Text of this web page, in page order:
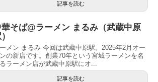
記事を読む
華そば@ラーメン まるみ（武蔵中原
メン まるみ 今回は武蔵中原駅。2025年2月オー
の新店です。創業70年という宮城ラーメンを名
ラーメン店が武蔵中原駅にオ...
記事を読む